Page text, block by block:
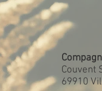
Couvent
69910